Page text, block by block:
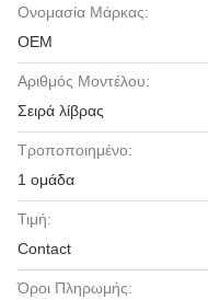
Ονομασία Μάρκας:
OEM
Αριθμός Μοντέλου:
Σειρά λίβρας
Τροποποιημένο:
1 ομάδα
Τιμή:
Contact
Όροι Πληρωμής: